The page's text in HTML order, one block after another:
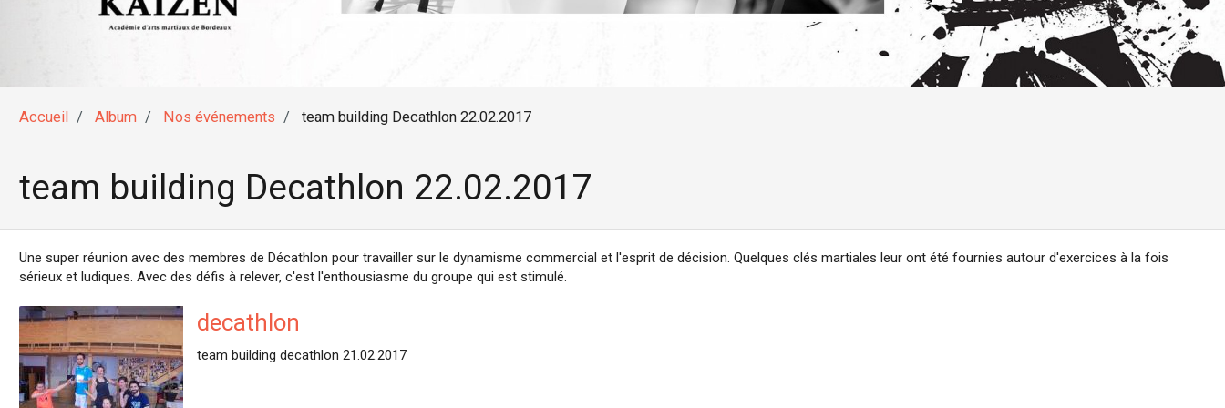
Accueil Album Nos événements team building Decathlon 22.02.2017
team building Decathlon 22.02.2017
Une super réunion avec des membres de Décathlon pour travailler sur le dynamisme commercial et l'esprit de décision. Quelques clés martiales leur ont été fournies autour d'exercices à la fois
sérieux et ludiques. Avec des défis à relever, c'est l'enthousiasme du groupe qui est stimulé.
decathlon
team building decathlon 21.02.2017